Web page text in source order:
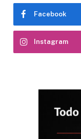
Facebook
Instagram